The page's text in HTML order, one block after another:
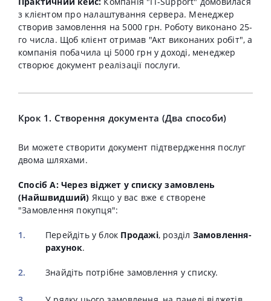
з клієнтом про налаштування сервера. Менеджер
створив замовлення на 5000 грн. Роботу виконано 25-
го числа. Щоб клієнт отримав "Акт виконаних робіт", а
компанія побачила ці 5000 грн у доході, менеджер
створює документ реалізації послуги.
Крок 1. Створення документа (Два способи)
Ви можете створити документ підтвердження послуг
двома шляхами.
Спосіб А: Через віджет у списку замовлень
(Найшвидший) Якщо у вас вже є створене
"Замовлення покупця":
Перейдіть у блок Продажі, розділ Замовлення-
рахунок.
Знайдіть потрібне замовлення у списку.